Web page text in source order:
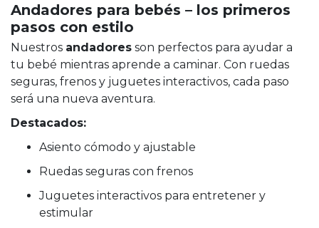
Andadores para bebés – los primeros
pasos con estilo
Nuestros andadores son perfectos para ayudar a
tu bebé mientras aprende a caminar. Con ruedas
seguras, frenos y juguetes interactivos, cada paso
será una nueva aventura.
Destacados:
Asiento cómodo y ajustable
Ruedas seguras con frenos
Juguetes interactivos para entretener y
estimular